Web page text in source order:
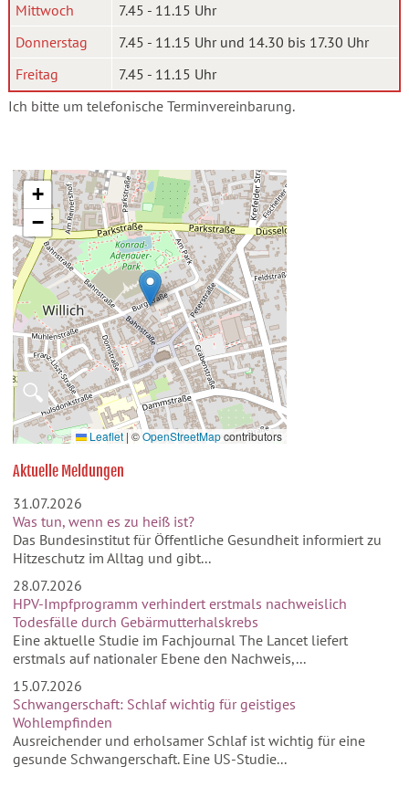
Mittwoch
7.45 - 11.15 Uhr
Donnerstag
7.45 - 11.15 Uhr und 14.30 bis 17.30 Uhr
Freitag
7.45 - 11.15 Uhr
Ich bitte um telefonische Terminvereinbarung.
🔍
+
−
Leaflet | ©OpenStreetMapcontributors
Aktuelle Meldungen
31.07.2026
Was tun, wenn es zu heiß ist?
Das Bundesinstitut für Öffentliche Gesundheit informiert zu
Hitzeschutz im Alltag und gibt...
28.07.2026
HPV-Impfprogramm verhindert erstmals nachweislich
Todesfälle durch Gebärmutterhalskrebs
Eine aktuelle Studie im Fachjournal The Lancet liefert
erstmals auf nationaler Ebene den Nachweis,...
15.07.2026
Schwangerschaft: Schlaf wichtig für geistiges
Wohlempfinden
Ausreichender und erholsamer Schlaf ist wichtig für eine
gesunde Schwangerschaft. Eine US-Studie...